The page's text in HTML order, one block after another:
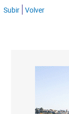
Subir Volver